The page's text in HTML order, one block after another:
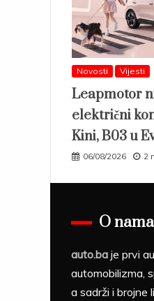
Novosti Vijesti
Leapmotor
električni
Kini, B03 u
06/08/2026 2
O nama
auto.ba je prvi
automobilizma,
a sadrži i brojne